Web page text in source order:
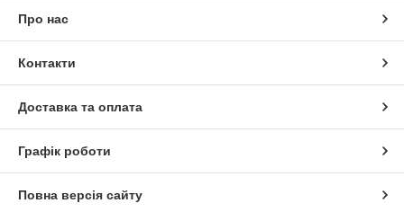
Про нас
Контакти
Доставка та оплата
Графік роботи
Повна версія сайту